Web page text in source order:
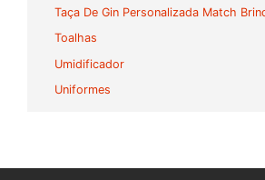
Taça De Gin Personalizada Match
Toalhas
Umidificador
Uniformes